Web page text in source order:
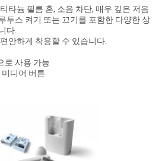
타늄 필름 혼, 소음 차단, 매우 깊은 저음
투스 켜기 또는 끄기를 포함한 다양한 상
다.
안하게 착용할 수 있습니다.
로 사용 가능
디어 버튼